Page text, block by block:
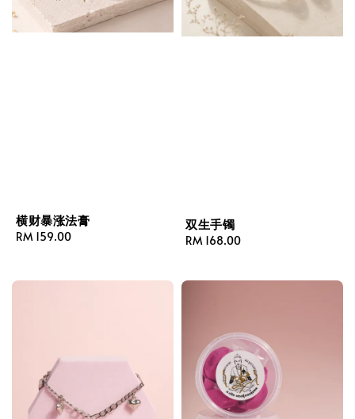
横财暴涨法膏
Regular
RM 159.00
双生手镯
Regular
RM 168.00